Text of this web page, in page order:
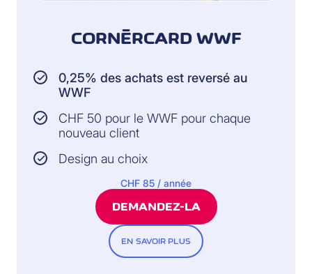
CORNÈRCARD WWF
0,25% des achats est reversé au
WWF
CHF 50 pour le WWF pour chaque
nouveau client
Design au choix
CHF 85 / année
DEMANDEZ-LA
EN SAVOIR PLUS